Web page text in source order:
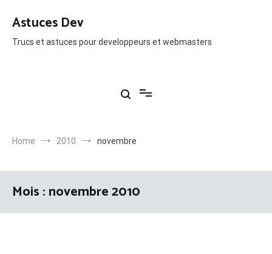
content
Astuces Dev
Trucs et astuces pour developpeurs et webmasters
Home 2010 novembre
Mois : novembre 2010